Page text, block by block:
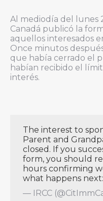
Al mediodía del lunes
Canadá publicó la
aquellos interesados
Once minutos
que había cerrado el
habían recibido el
interés.
The interest to
Parent and
closed. If you
form, you should
hours confirming
what happens next:
— IRCC